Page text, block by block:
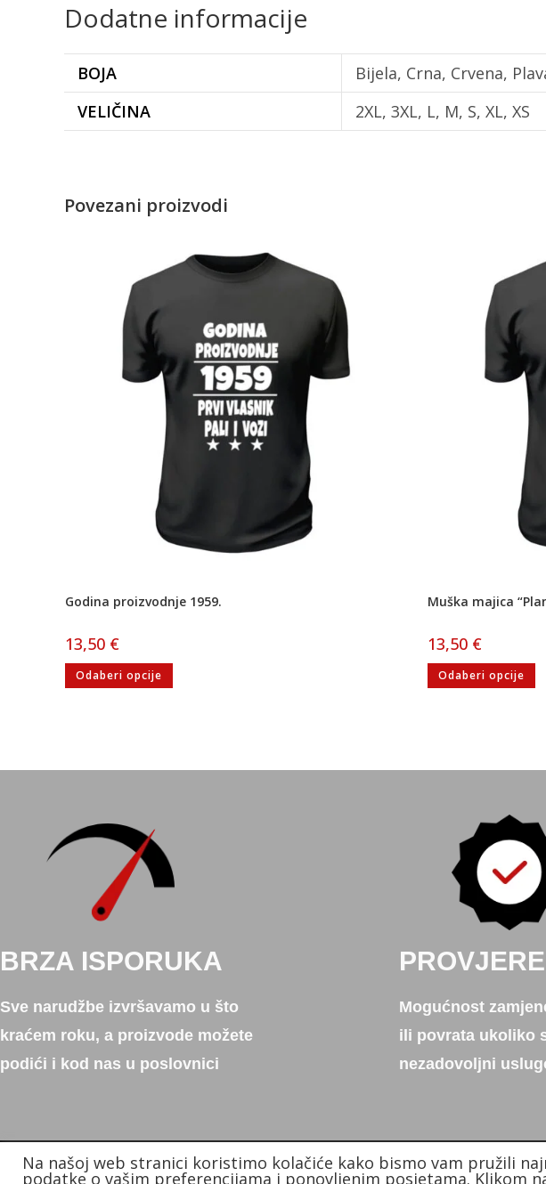
Dodatne informacije
BOJA
Bijela, Crna, Crvena,
VELIČINA
2XL, 3XL, L, M, S, XL, XS
Povezani proizvodi
Godina proizvodnje 1959.
13,50 €
Odaberi opcije
Muška majica
13,50 €
Odaberi opcije
BRZA ISPORUKA
Sve narudžbe izvršavamo u što
kraćem roku, a proizvode možete
podići i kod nas u poslovnici
Mogućnost
ili povrata ukoliko
nezadovoljni
Copyright © 2026. Donum d.o.o.
Na našoj web stranici koristimo kolačiće kako bismo vam pružili
podatke o vašim preferencijama i ponovljenim posjetama. Klikom